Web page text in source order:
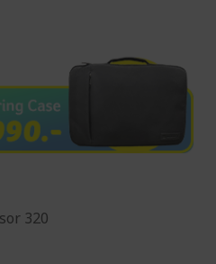
320